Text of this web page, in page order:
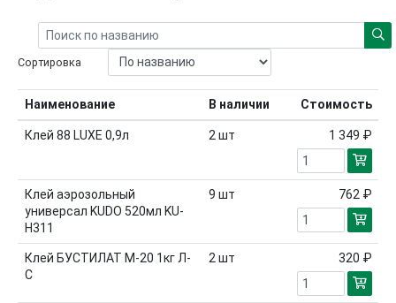
Сортировка
Наименование В наличии Стоимость
Клей 88 LUXE 0,9л 2 шт 1 349 ₽
Клей аэрозольный
универсал KUDO 520мл KU-
H311
9 шт 762 ₽
Клей БУСТИЛАТ М-20 1кг Л-
С
2 шт 320 ₽